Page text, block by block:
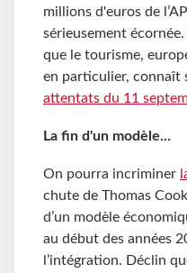
millions d'euros de
sérieusement
que le tourisme,
en particulier, connaît
attentats du 11
La fin d'un modèle...
On pourra incriminer
chute de Thomas
d’un modèle
au début des années
l’intégration. Déclin